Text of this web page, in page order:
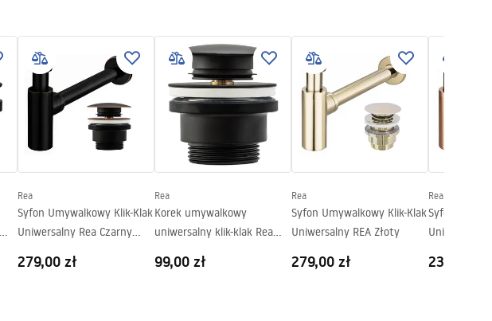
Rea
Syfon Umywalkowy Klik-Klak
Uniwersalny Rea Czarny
279,00 zł
Rea
Korek umywalkowy
uniwersalny klik-klak Rea
99,00 zł
Rea
Syfon Umywalkowy Klik-Klak
Uniwersalny REA Złoty
279,00 zł
Rea
Syfon
Uniwersalny
239,00 zł